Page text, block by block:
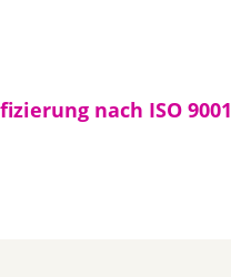
nach ISO 9001